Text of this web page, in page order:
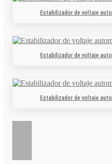
Estabilizador de voltaje
Estabilizador de voltaje
Estabilizador de voltaje